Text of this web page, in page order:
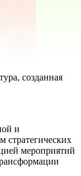
созданная
и
стратегических
мероприятий